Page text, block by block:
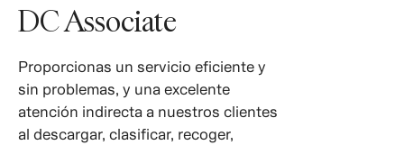
DC Associate
Proporcionas un servicio eficiente y
sin problemas, y una excelente
atención indirecta a nuestros clientes
al descargar, clasificar, recoger,